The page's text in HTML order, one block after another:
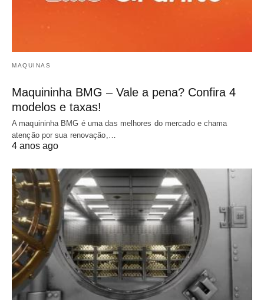
MAQUINAS
Maquininha BMG – Vale a pena? Confira 4
modelos e taxas!
A maquininha BMG é uma das melhores do mercado e chama
atenção por sua renovação,…
4 anos ago